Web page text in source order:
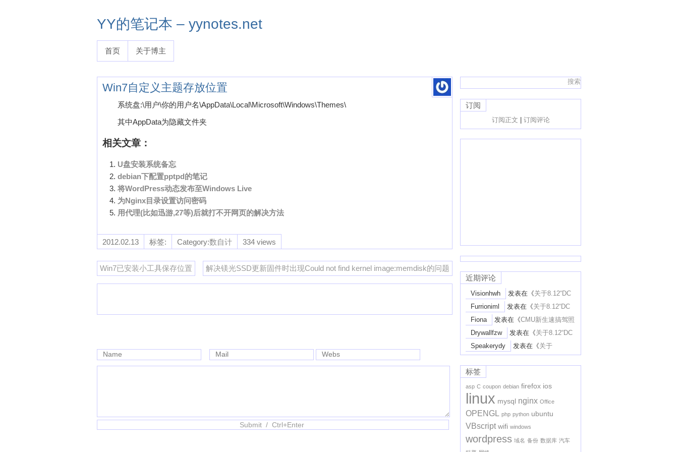
YY的笔记本 – yynotes.net
首页 关于博主
Win7自定义主题存放位置
系统盘:\用户\你的用户名\AppData\Local\Microsoft\Windows\Themes\
其中AppData为隐藏文件夹
相关文章：
U盘安装系统备忘
debian下配置pptpd的笔记
将WordPress动态发布至Windows Live
为Nginx目录设置访问密码
用代理(比如迅游,27等)后就打不开网页的解决方法
2012.02.13 标签: Category:数自计 334 views
Win7已安装小工具保存位置 解决镁光SSD更新固件时出现Could not find kernel image:memdisk的问题
Name Mail Webs
订阅
订阅正文 | 订阅评论
近期评论
Visionhwh 发表在《关于8.12“DC
District Court废STEM-Extension”一案
的个人解读》
Furrioniml 发表在《关于8.12“DC
District Court废STEM-Extension”一案
的个人解读》
Fiona 发表在《CMU新生速搞驾照
Learner’s Permit攻略》
Drywallfzw 发表在《关于8.12“DC
District Court废STEM-Extension”一案
的个人解读》
Speakerydy 发表在《关于
Extension”一案的个人解读
标签
asp C coupon debian firefox ios
linux mysql nginx Office
OPENGL php python ubuntu
VBscript wifi windows
wordpress 域名 备份 数据库 汽车